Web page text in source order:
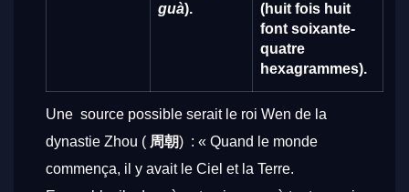
guà).
(huit fois huit
font soixante-
quatre
hexagrammes).
Une source possible serait le roi Wen de la
dynastie Zhou ( 周朝) : « Quand le monde
commença, il y avait le Ciel et la Terre.